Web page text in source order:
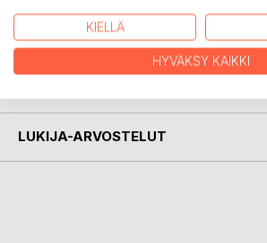
KIRJAILIJA
LUKIJA-ARVOSTELUT
KIELLÄ
HYVÄKSY KAIKKI